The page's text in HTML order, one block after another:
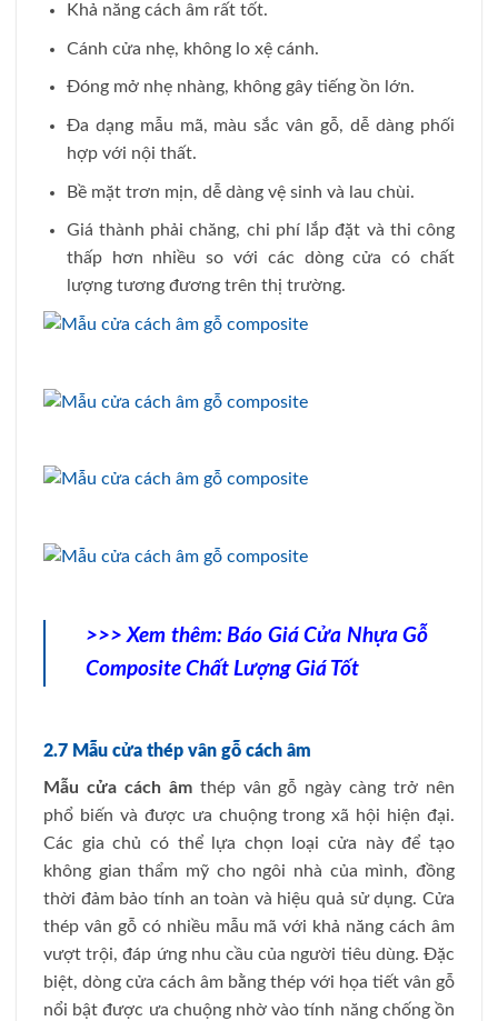
Khả năng cách âm rất tốt.
Cánh cửa nhẹ, không lo xệ cánh.
Đóng mở nhẹ nhàng, không gây tiếng ồn lớn.
Đa dạng mẫu mã, màu sắc vân gỗ, dễ dàng phối
hợp với nội thất.
Bề mặt trơn mịn, dễ dàng vệ sinh và lau chùi.
Giá thành phải chăng, chi phí lắp đặt và thi công
thấp hơn nhiều so với các dòng cửa có chất
lượng tương đương trên thị trường.
>>> Xem thêm:Báo Giá Cửa Nhựa Gỗ
Composite Chất Lượng Giá Tốt
2.7 Mẫu cửa thép vân gỗ cách âm
Mẫu cửa cách âmthép vân gỗ ngày càng trở nên
phổ biến và được ưa chuộng trong xã hội hiện đại.
Các gia chủ có thể lựa chọn loại cửa này để tạo
không gian thẩm mỹ cho ngôi nhà của mình, đồng
thời đảm bảo tính an toàn và hiệu quả sử dụng. Cửa
thép vân gỗ có nhiều mẫu mã với khả năng cách âm
vượt trội, đáp ứng nhu cầu của người tiêu dùng. Đặc
biệt, dòng cửa cách âm bằng thép với họa tiết vân gỗ
nổi bật được ưa chuộng nhờ vào tính năng chống ồn